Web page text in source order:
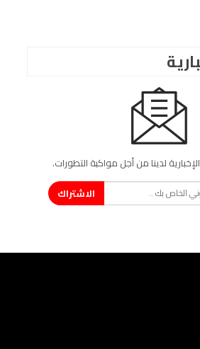
لدينا من أجل مواكبة التطورات.
الاشتراك